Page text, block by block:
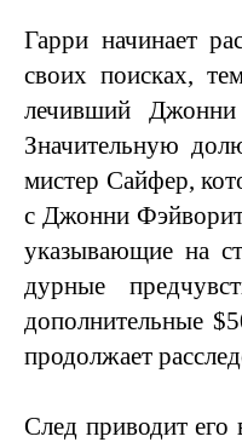
Гарри начинает
своих поисках,
лечивший Джонни
Значительную
мистер Сайфер,
с Джонни
указывающие на
дурные
дополнительные
продолжает
След приводит